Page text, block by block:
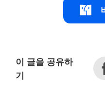
이 글을 공유하
기